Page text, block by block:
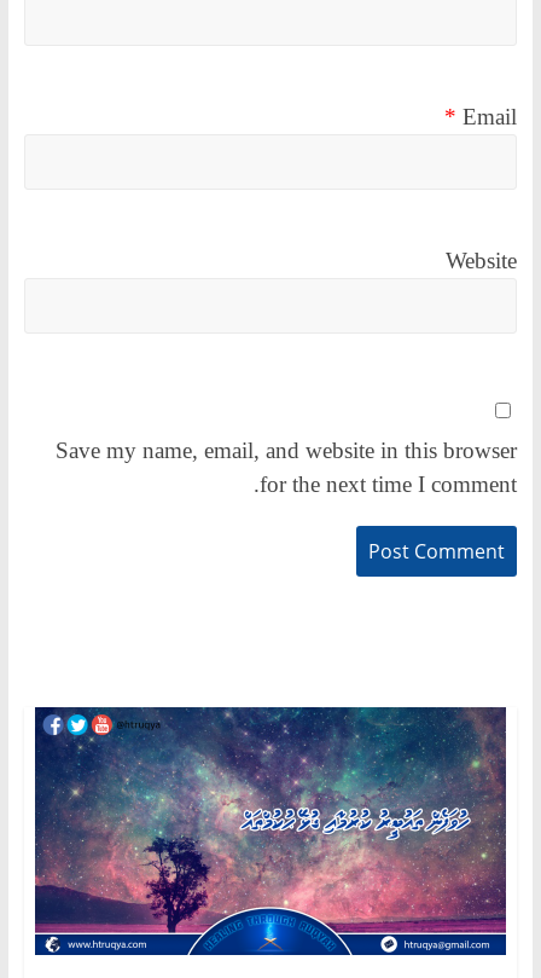
Email
*
Website
Save my name, email, and website in this browser
for the next time I comment.